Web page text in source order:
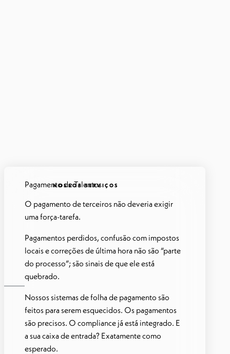
NOSSOS SERVIÇOS
Pagamento de Talentos
O pagamento de terceiros não deveria exigir
uma força-tarefa.
Pagamentos perdidos, confusão com impostos
locais e correções de última hora não são “parte
do processo”; são sinais de que ele está
quebrado.
Nossos sistemas de folha de pagamento são
feitos para serem esquecidos. Os pagamentos
são precisos. O compliance já está integrado. E
a sua caixa de entrada? Exatamente como
esperado.